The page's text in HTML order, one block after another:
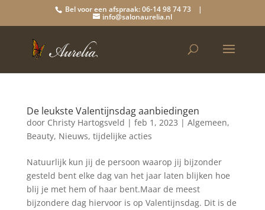
Bel voor een afspraak: 06-14 98 74 73 |
info@salonaurelia.nl
De leukste Valentijnsdag aanbiedingen
door Christy Hartogsveld | feb 1, 2023 | Algemeen,
Beauty, Nieuws, tijdelijke acties
Natuurlijk kun jij de persoon waarop jij bijzonder
gesteld bent elke dag van het jaar laten blijken hoe
blij je met hem of haar bent.Maar de meest
bijzondere dag hiervoor is op Valentijnsdag. Dit is de